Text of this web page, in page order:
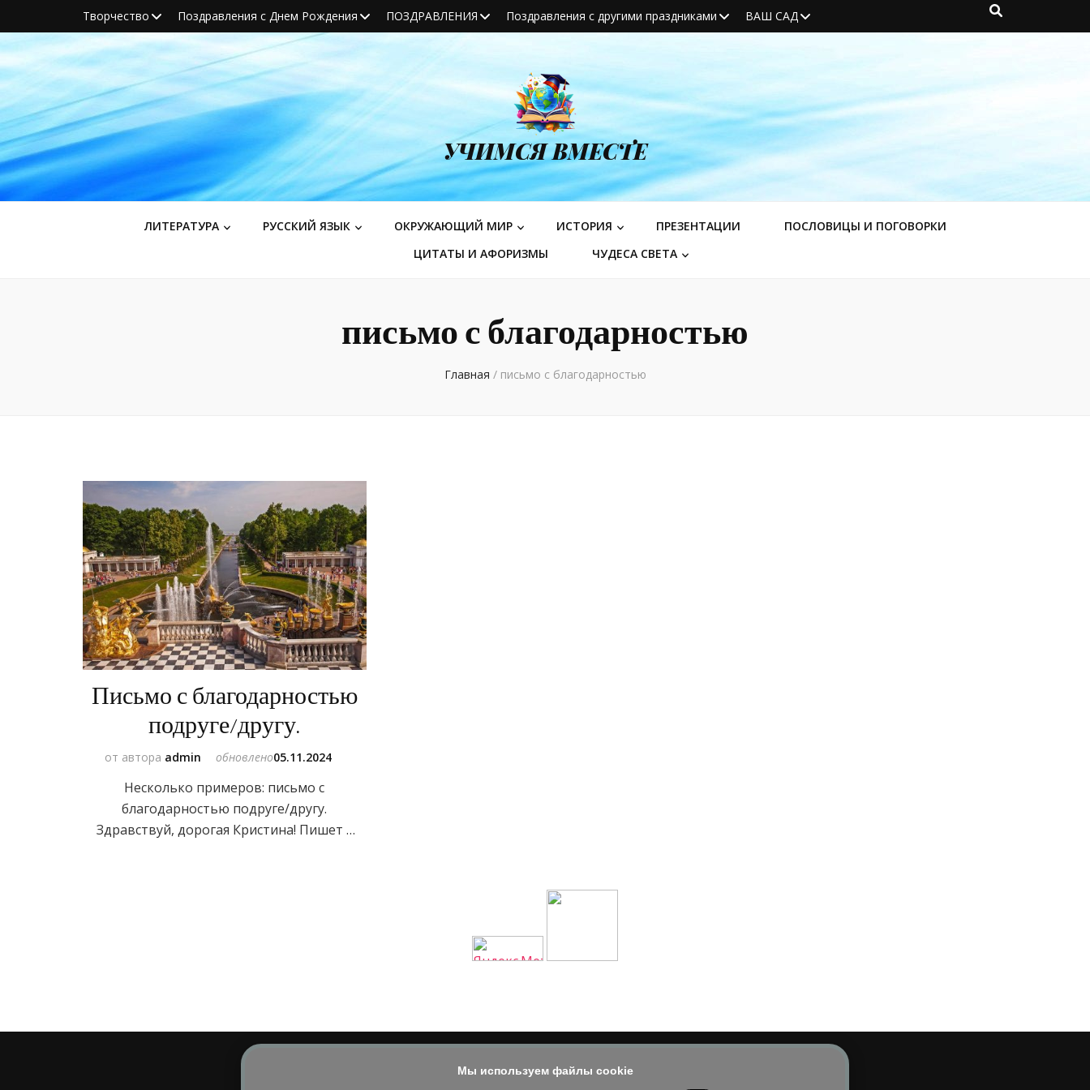
Творчество Поздравления с Днем Рождения ПОЗДРАВЛЕНИЯ Поздравления с другими праздниками ВАШ САД
УЧИМСЯ ВМЕСТЕ
ЛИТЕРАТУРА РУССКИЙ ЯЗЫК ОКРУЖАЮЩИЙ МИР ИСТОРИЯ ПРЕЗЕНТАЦИИ
ПОСЛОВИЦЫ И ПОГОВОРКИ
ЦИТАТЫ И АФОРИЗМЫ
ЧУДЕСА СВЕТА
письмо с благодарностью
Главная / письмо с благодарностью
Письмо с благодарностью
подруге/другу.
от автора admin обновлено05.11.2024
Несколько примеров: письмо с
благодарностью подруге/другу.
Здравствуй, дорогая Кристина! Пишет …
Мы используем файлы cookie
© 2014 - 2026